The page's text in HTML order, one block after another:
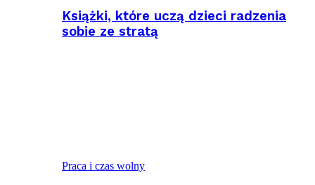
Książki, które uczą dzieci radzenia
sobie ze stratą
Praca i czas wolny